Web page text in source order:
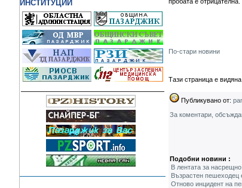
ИНСТИТУЦИИ
По-стари новини
Тази страница е
Публикувано от:
За коментари,
Подобни новини :
В лентата за
Възрастен пешеходец
Отново инцидент на